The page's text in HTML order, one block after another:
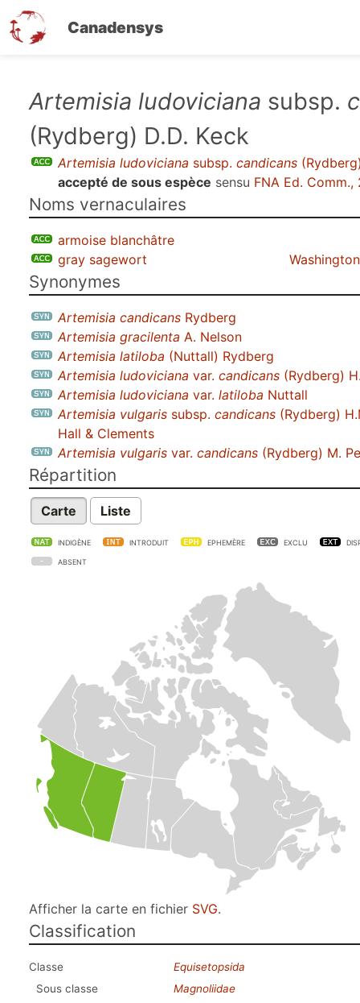
Canadensys
contenu
principal
Artemisia ludoviciana subsp.
(Rydberg) D.D. Keck
Artemisia ludoviciana subsp. candicans
accepté de sous espèce sensu FNA Ed. Comm.,
Noms vernaculaires
armoise blanchâtre
gray sagewort
Synonymes
Artemisia candicans Rydberg
Artemisia gracilenta A. Nelson
Artemisia latiloba (Nuttall) Rydberg
Artemisia ludoviciana var. candicans (Rydberg)
Artemisia ludoviciana var. latiloba Nuttall
Artemisia vulgaris subsp. candicans (Rydberg)
Hall & Clements
Artemisia vulgaris var. candicans (Rydberg) M.
Répartition
Carte Liste
INDIGÈNE INTRODUIT EPHEMÈRE EXCLU
ABSENT
Afficher la carte en fichier SVG.
Classification
Classe
Equisetopsida
Sous classe
Magnoliidae